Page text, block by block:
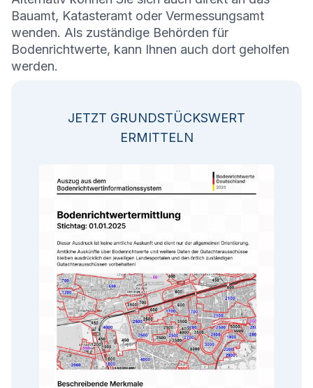
Bauamt, Katasteramt oder Vermessungsamt
wenden. Als zuständige Behörden für
Bodenrichtwerte, kann Ihnen auch dort geholfen
werden.
JETZT GRUNDSTÜCKSWERT
ERMITTELN